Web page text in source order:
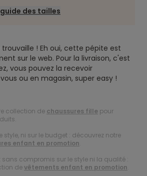
guide des tailles
! Eh oui, cette pépite est
sur le web. Pour la livraison, c'est
vous pouvez la recevoir
ou en magasin, super easy !
collection de chaussures fille pour
ni sur le budget : découvrez notre
enfant en promotion.
sans compromis sur le style ni la qualité :
devêtements enfant en promotion.